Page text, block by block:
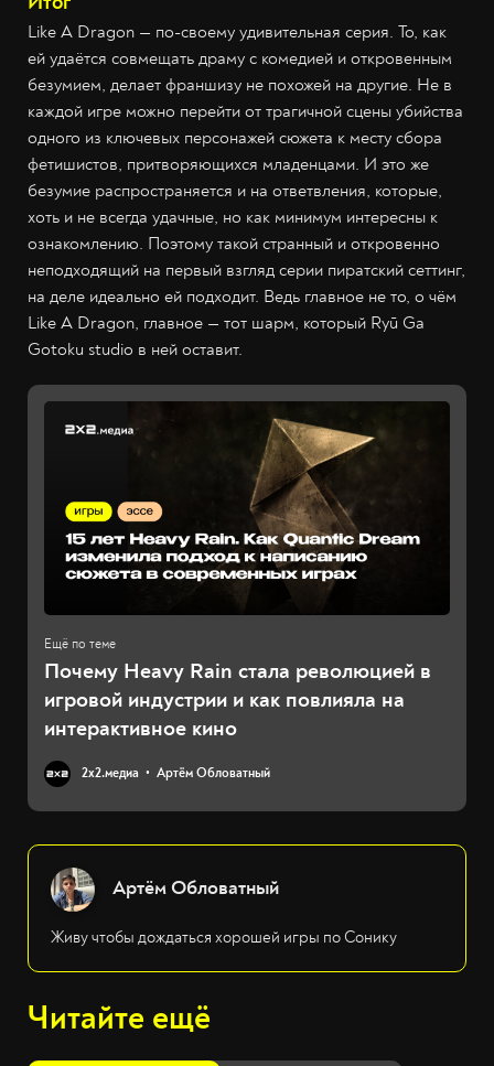
Like A Dragon — по-своему удивительная серия. То, как
ей удаётся совмещать драму с комедией и откровенным
безумием, делает франшизу не похожей на другие. Не в
каждой игре можно перейти от трагичной сцены убийства
одного из ключевых персонажей сюжета к месту сбора
фетишистов, притворяющихся младенцами. И это же
безумие распространяется и на ответвления, которые,
хоть и не всегда удачные, но как минимум интересны к
ознакомлению. Поэтому такой странный и откровенно
неподходящий на первый взгляд серии пиратский сеттинг,
на деле идеально ей подходит. Ведь главное не то, о чём
Like A Dragon, главное — тот шарм, который Ryū Ga
Gotoku studio в ней оставит.
Почему Heavy Rain стала революцией в
игровой индустрии и как повлияла на
интерактивное кино
2х2.медиа Артём Обловатный
Артём Обловатный
Живу чтобы дождаться хорошей игры по Сонику
Читайте ещё